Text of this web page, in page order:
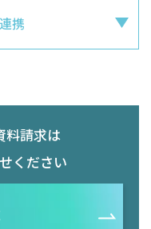
携
料請求は
ください